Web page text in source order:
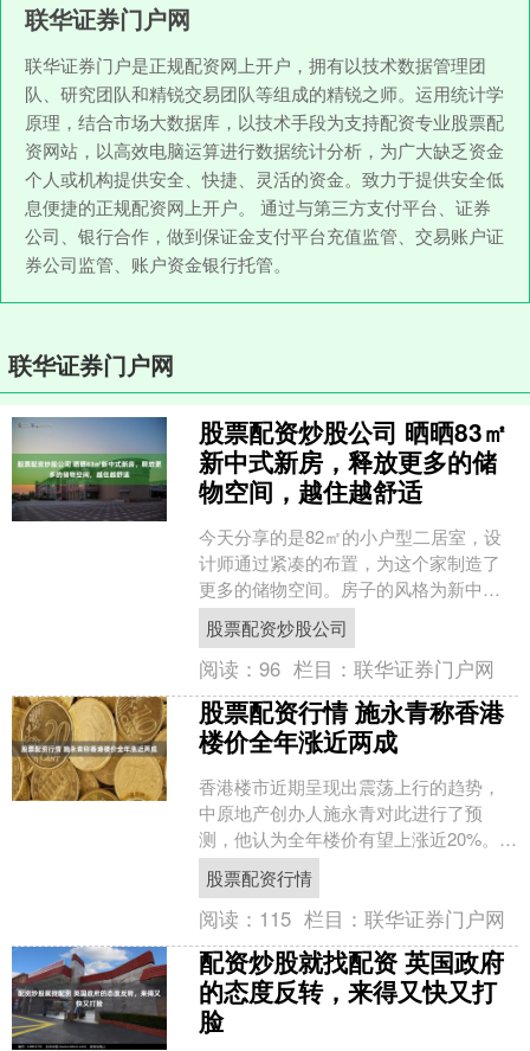
联华证券门户网
联华证券门户是正规配资网上开户，拥有以技术数据管理团
队、研究团队和精锐交易团队等组成的精锐之师。运用统计学
原理，结合市场大数据库，以技术手段为支持配资专业股票配
资网站，以高效电脑运算进行数据统计分析，为广大缺乏资金
个人或机构提供安全、快捷、灵活的资金。致力于提供安全低
息便捷的正规配资网上开户。 通过与第三方支付平台、证券
公司、银行合作，做到保证金支付平台充值监管、交易账户证
券公司监管、账户资金银行托管。
联华证券门户网
股票配资炒股公司 晒晒83㎡
新中式新房，释放更多的储
物空间，越住越舒适
今天分享的是82㎡的小户型二居室，设
计师通过紧凑的布置，为这个家制造了
更多的储物空间。房子的风格为新中式
股票配资炒股公司，在色彩上以灰色为
主，打造出这样一个简洁....
股票配资炒股公司
阅读：96 栏目：联华证券门户网
股票配资行情 施永青称香港
楼价全年涨近两成
香港楼市近期呈现出震荡上行的趋势，
中原地产创办人施永青对此进行了预
测，他认为全年楼价有望上涨近20%。施
永青表示，年初至今楼价涨势迅猛，远
超市场预期，因此他决定....
股票配资行情
阅读： 115 栏目：联华证券门户网
配资炒股就找配资 英国政府
的态度反转，来得又快又打
脸